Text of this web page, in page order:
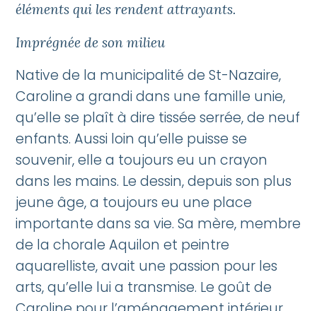
éléments qui les rendent attrayants.
Imprégnée de son milieu
Native de la municipalité de St-Nazaire,
Caroline a grandi dans une famille unie,
qu’elle se plaît à dire tissée serrée, de neuf
enfants. Aussi loin qu’elle puisse se
souvenir, elle a toujours eu un crayon
dans les mains. Le dessin, depuis son plus
jeune âge, a toujours eu une place
importante dans sa vie. Sa mère, membre
de la chorale Aquilon et peintre
aquarelliste, avait une passion pour les
arts, qu’elle lui a transmise. Le goût de